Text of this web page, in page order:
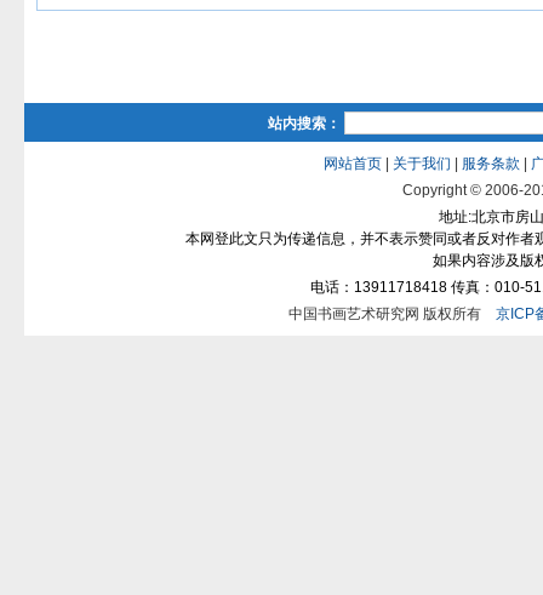
站内搜索：
网站首页| 关于我们 服务条款
Copyright © 2006-
地址:北京市房
本网登此文只为传递信息，并不表示赞同或者反对作
如果内容涉及版
电话：13911718418 传真：010-
中国书画艺术研究网 版权所有 京ICP